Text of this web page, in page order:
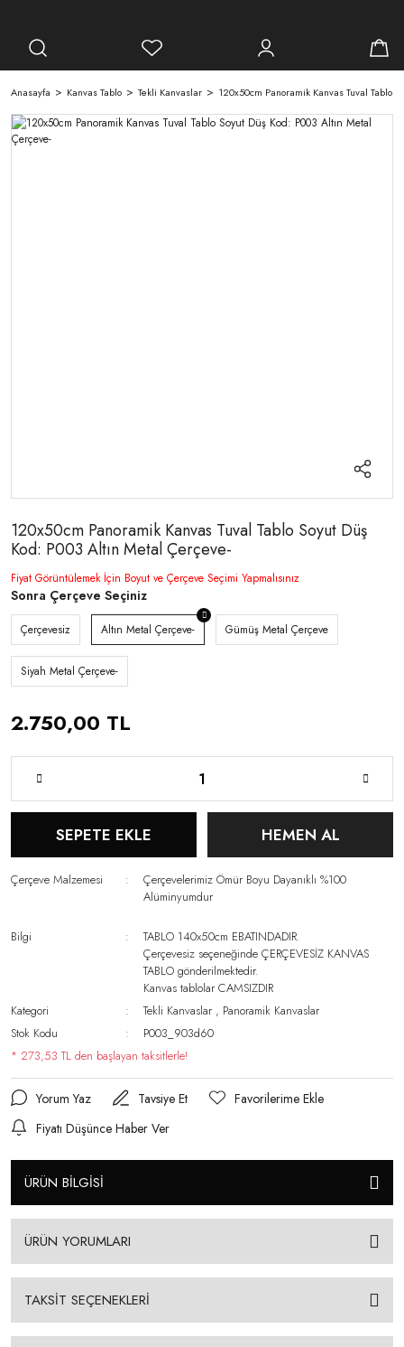
Anasayfa Kanvas Tablo Tekli Kanvaslar 120x50cm Panoramik Kanvas Tuval Tablo
120x50cm Panoramik Kanvas Tuval Tablo Soyut Düş
Kod: P003 Altın Metal Çerçeve-
Fiyat Görüntülemek İçin Boyut ve Çerçeve Seçimi Yapmalısınız
Sonra Çerçeve Seçiniz
Çerçevesiz Altın Metal Çerçeve- Gümüş Metal Çerçeve
Siyah Metal Çerçeve-
2.750,00 TL
SEPETE EKLE HEMEN AL
Çerçeve Malzemesi
Çerçevelerimiz Ömür Boyu Dayanıklı %100
Alüminyumdur
Bilgi
TABLO 140x50cm EBATINDADIR.
Çerçevesiz seçeneğinde ÇERÇEVESİZ KANVAS
TABLO gönderilmektedir.
Kanvas tablolar CAMSIZDIR
Kategori
Tekli Kanvaslar , Panoramik Kanvaslar
Stok Kodu
P003_903d60
* 273,53 TL den başlayan taksitlerle!
Yorum Yaz
Tavsiye Et
Fiyatı Düşünce Haber Ver
ÜRÜN BİLGİSİ
ÜRÜN YORUMLARI
TAKSİT SEÇENEKLERİ